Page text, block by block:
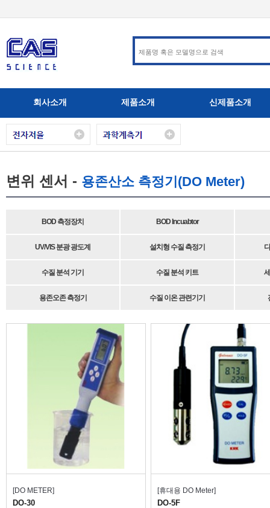
회사소개 제품소개 신제품소개
변위 센서 - 용존산소 측정기(DO Meter)
BOD 측정장치 BOD Incuabtor
UV/VIS 분광 광도계 설치형 수질 측정기
수질 분석 기기 수질 분석 키트
용존오존 측정기 수질 이온 관련기기
[DO METER]
DO-30
[휴대용 DO Meter]
DO-5F